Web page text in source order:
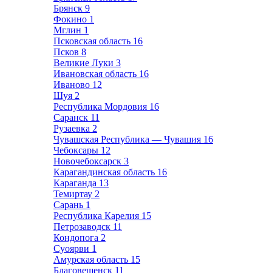
Брянск 9
Фокино 1
Мглин 1
Псковская область 16
Псков 8
Великие Луки 3
Ивановская область 16
Иваново 12
Шуя 2
Республика Мордовия 16
Саранск 11
Рузаевка 2
Чувашская Республика — Чувашия 16
Чебоксары 12
Новочебоксарск 3
Карагандинская область 16
Караганда 13
Темиртау 2
Сарань 1
Республика Карелия 15
Петрозаводск 11
Кондопога 2
Суоярви 1
Амурская область 15
Благовещенск 11